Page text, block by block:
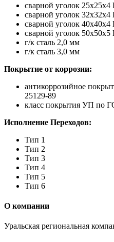
сварной уголок
сварной уголок
сварной уголок
сварной уголок
г/к сталь 2,0 мм
г/к сталь 3,0 мм
Покрытие от коррозии:
антикоррозийное
25129-89
класс покрытия УП по
Исполнение Переходов:
Тип 1
Тип 2
Тип 3
Тип 4
Тип 5
Тип 6
О компании
Уральская региональная